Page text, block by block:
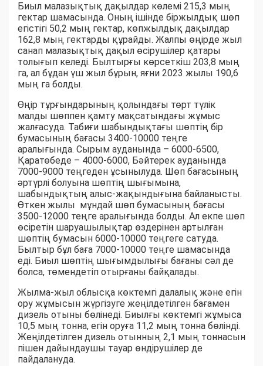
Биыл малазықтық дақылдар көлемі 215,3 мың
гектар шамасында. Оның ішінде біржылдық шөп
егістігі 50,2 мың гектар, көпжылдық дақылдар
162,8 мың гектарды құрайды. Жалпы өңірде жыл
санап малазықтық дақыл өсірушілер қатары
толығып келеді. Былтырғы көрсеткіш 203,8 мың
га, ал бұдан үш жыл бұрын, яғни 2023 жылы 190,6
мың га болды.
Өңір тұрғындарының қолындағы төрт түлік
малды шөппен қамту мақсатындағы жұмыс
жалғасуда. Табиғи шабындықтағы шөптің бір
бумасының бағасы 3400-10000 теңге
аралығында. Сырым ауданында – 6000-6500,
Қаратөбеде – 4000-6000, Бәйтерек ауданында
7000-9000 теңгеден ұсынылуда. Шөп бағасының
әртүрлі болуына шөптің шығымына,
шабындықтың алыс-жақындығына байланысты.
Өткен жылы мұндай шөп бумасының бағасы
3500-12000 теңге аралығында болды. Ал екпе шөп
өсіретін шаруашылықтар өздерінен артылған
шөптің бумасын 6000-10000 теңгеге сатуда.
Былтыр бұл баға 7000-10000 теңге шамасында
еді. Биыл шөптің шығымдылығы бағаны сәл де
болса, төмендетіп отырғаны байқалады.
Жылма-жыл облысқа көктемгі далалық және егін
ору жұмысын жүргізуге жеңілдетілген бағамен
дизель отыны бөлінеді. Биылғы көктемгі жұмыса
10,5 мың тонна, егін оруға 11,2 мың тонна бөлінді.
Жеңілдетілген дизель отынның 2,1 мың тоннасын
пішен дайындаушы тауар өндірушілер де
пайдалануда.